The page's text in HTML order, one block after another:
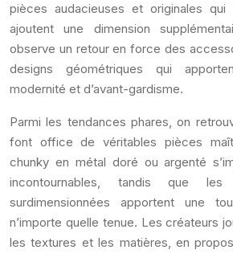
pièces audacieuses et originales qui
ajoutent une dimension
observe un retour en force des
designs géométriques qui
modernité et d’avant-gardisme.
Parmi les tendances phares, on
font office de véritables pièces
chunky en métal doré ou argenté
incontournables, tandis que les
surdimensionnées apportent une
n’importe quelle tenue. Les créateurs
les textures et les matières, en